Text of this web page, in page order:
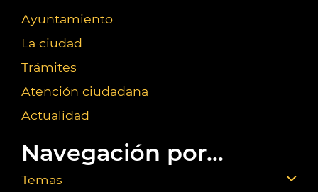
Ayuntamiento
La ciudad
Trámites
Atención ciudadana
Actualidad
Navegación por...
Temas